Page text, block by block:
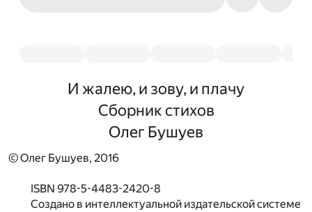
И жалею, и зову, и плачу
Сборник стихов
Олег Бушуев
© Олег Бушуев, 2016
ISBN 978-5-4483-2420-8
Создано в интеллектуальной издательской системе